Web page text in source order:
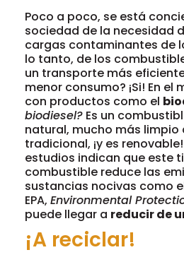
Poco a poco, se está
sociedad de la necesidad
cargas contaminantes de
lo tanto, de los
un transporte más
menor consumo? ¡Si! En
con productos como el
biodiesel? Es un
natural, mucho más limpio
tradicional, ¡y es
estudios indican que este
combustible reduce las
sustancias nocivas como
EPA, Environmental
puede llegar a reducir de
¡A reciclar!